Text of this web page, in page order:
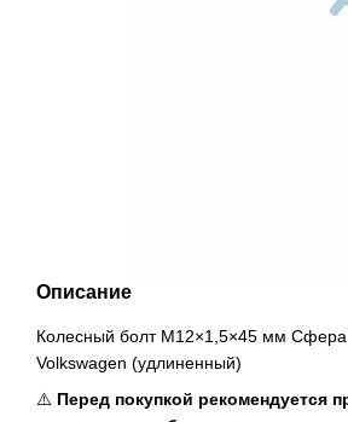
Описание
Колесный болт M12×1,5×45 мм
Volkswagen (удлиненный)
⚠️ Перед покупкой рекомендуется